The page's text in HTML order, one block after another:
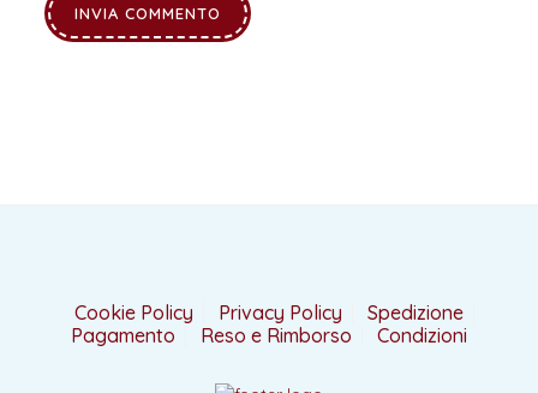
Cookie Policy Privacy Policy
Spedizione
Pagamento
Reso e Rimborso Condizioni